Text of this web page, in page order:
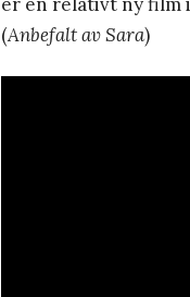
(Anbefalt av Sara)